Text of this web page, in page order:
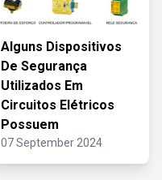
Alguns Dispositivos
De Segurança
Utilizados Em
Circuitos Elétricos
Possuem
07 September 2024